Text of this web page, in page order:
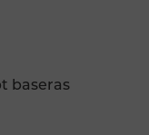
baseras